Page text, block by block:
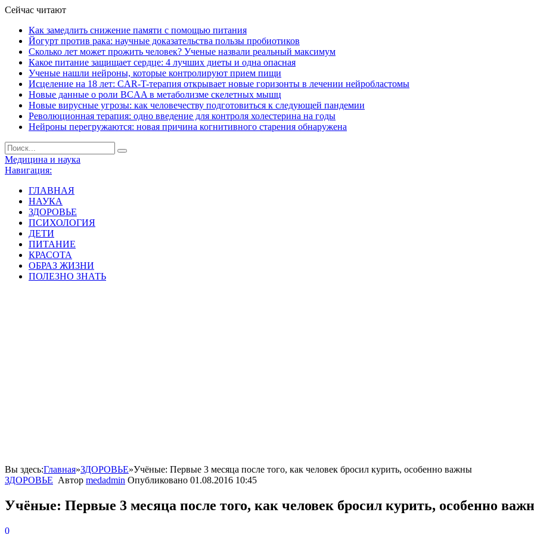
Сейчас читают
Как замедлить снижение памяти с помощью питания
Йогурт против рака: научные доказательства пользы пробиотиков
Сколько лет может прожить человек? Ученые назвали реальный максимум
Какое питание защищает сердце: 4 лучших диеты и одна опасная
Ученые нашли нейроны, которые контролируют прием пищи
Исцеление на 18 лет: CAR-T-терапия открывает новые горизонты в лечении нейробластомы
Новые данные о роли BCAA в метаболизме скелетных мышц
Новые вирусные угрозы: как человечеству подготовиться к следующей пандемии
Революционная терапия: одно введение для контроля холестерина на годы
Нейроны перегружаются: новая причина когнитивного старения обнаружена
Медицина и наука
Навигация:
ГЛАВНАЯ
НАУКА
ЗДОРОВЬЕ
ПСИХОЛОГИЯ
ДЕТИ
ПИТАНИЕ
КРАСОТА
ОБРАЗ ЖИЗНИ
ПОЛЕЗНО ЗНАТЬ
Вы здесь:Главная»ЗДОРОВЬЕ»Учёные: Первые 3 месяца после того, как человек бросил курить, особенно важны
ЗДОРОВЬЕ Автор medadmin Опубликовано 01.08.2016 10:45
Учёные: Первые 3 месяца после того, как человек бросил курить, особенно
0